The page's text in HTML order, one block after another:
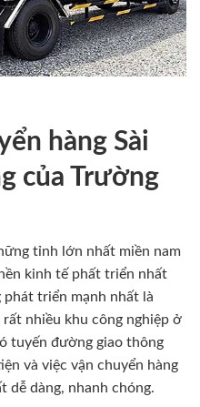
hàng Sài
của Trường
tỉnh lớn nhất miền nam
kinh tế phất triển nhất
phát triển mạnh nhất là
nhiều khu công nghiệp ở
tuyến đường giao thông
và việc vận chuyển hàng
dễ dàng, nhanh chóng.